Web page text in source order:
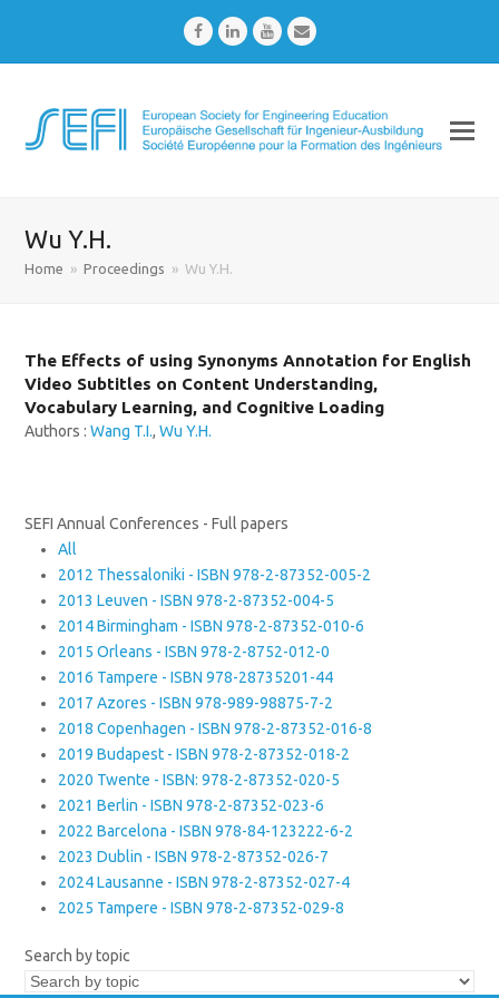
FacebookLinkedInYoutubeEmail
Wu Y.H.
Home » Proceedings » Wu Y.H.
The Effects of using Synonyms Annotation for English
Video Subtitles on Content Understanding,
Vocabulary Learning, and Cognitive Loading
Authors :Wang T.I.,Wu Y.H.
SEFI Annual Conferences - Full papers
All
2012 Thessaloniki - ISBN 978-2-87352-005-2
2013 Leuven - ISBN 978-2-87352-004-5
2014 Birmingham - ISBN 978-2-87352-010-6
2015 Orleans - ISBN 978-2-8752-012-0
2016 Tampere - ISBN 978-28735201-44
2017 Azores - ISBN 978-989-98875-7-2
2018 Copenhagen - ISBN 978-2-87352-016-8
2019 Budapest - ISBN 978-2-87352-018-2
2020 Twente - ISBN: 978-2-87352-020-5
2021 Berlin - ISBN 978-2-87352-023-6
2022 Barcelona - ISBN 978-84-123222-6-2
2023 Dublin - ISBN 978-2-87352-026-7
2024 Lausanne - ISBN 978-2-87352-027-4
2025 Tampere - ISBN 978-2-87352-029-8
Search by topic